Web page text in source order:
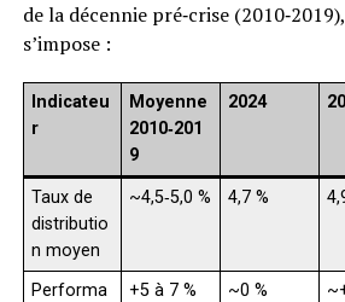
de la décennie pré‑crise
s’impose :
Indicateu
r
Moyenne
2010‑201
9
2024
Taux de
distributio
n moyen
~4,5‑5,0 % 4,7 %
Performa
+5 à 7 %
~0 %